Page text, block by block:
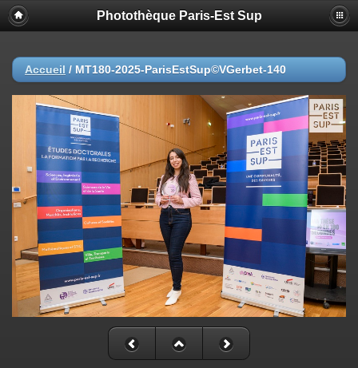
Photothèque Paris-Est Sup
Accueil / MT180-2025-ParisEstSup©VGerbet-140